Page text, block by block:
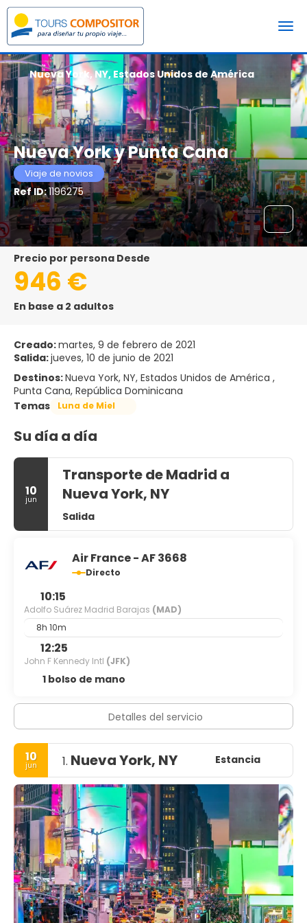
Nueva York y Punta Cana
Viaje de novios
Ref ID:1196275
Nueva York, NY, Estados Unidos de América
precio por persona Desde
946 €
En base a 2 adultos
Creado:martes, 9 de febrero de 2021
Salida:jueves, 10 de junio de 2021
Destinos:Nueva York, NY, Estados Unidos de América ,
Punta Cana, República Dominicana
Temas
Luna de Miel
Su día a día
10
jun
Transporte de Madrid a
Nueva York, NY
Salida
Air France - AF 3668
Directo
10:15
Adolfo Suárez Madrid Barajas (MAD)
8h 10m
12:25
John F Kennedy Intl (JFK)
1 bolso de mano
Detalles del servicio
10
jun 1. Nueva York, NY Estancia